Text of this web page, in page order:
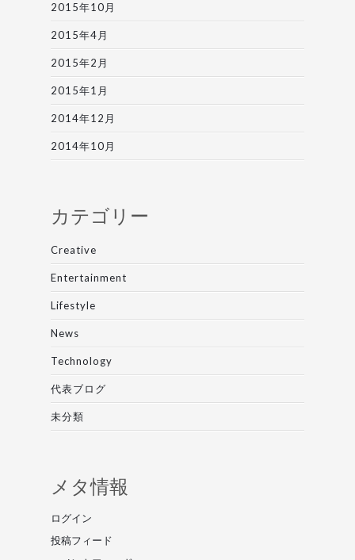
2015年10月
2015年4月
2015年2月
2015年1月
2014年12月
2014年10月
カテゴリー
Creative
Entertainment
Lifestyle
News
Technology
代表ブログ
未分類
メタ情報
ログイン
投稿フィード